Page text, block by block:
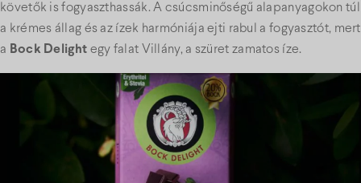
követők is fogyaszthassák. A csúcsminőségű alapanyagokon túl
a krémes állag és az ízek harmóniája ejti rabul a fogyasztót, mert
a Bock Delight egy falat Villány, a szüret zamatos íze.